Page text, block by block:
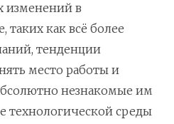
изменений в
таких как всё более
тенденции
место работы и
незнакомые им
технологической среды